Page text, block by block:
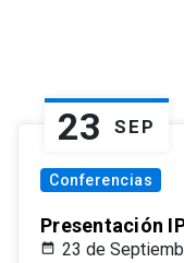
23 SEP
Conferencias
Presentación
23 de